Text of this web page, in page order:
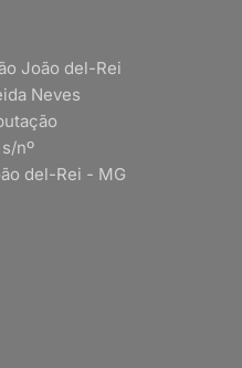
João del-Rei
Neves
nº
del-Rei - MG